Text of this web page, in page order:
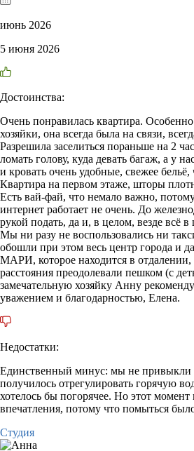
июнь 2026
5 июня 2026
Достоинства:
Очень понравилась квартира.
хозяйки, она всегда была на связи,
Разрешила заселиться пораньше на 2
ломать голову, куда девать багаж, а у
и кровать очень удобные, свежее
Квартира на первом этаже, шторы
Есть вай-фай, что немало важно,
интернет работает не очень. До
рукой подать, да и, в целом, везде всё
Мы ни разу не воспользовались ни
обошли при этом весь центр города и
МАРИ, которое находится в отдалении,
расстояния преодолевали пешком (с
замечательную хозяйку Анну
уважением и благодарностью, Елена.
Недостатки:
Единственный минус: мы не привыкли
получилось отрегулировать горячую
хотелось бы погорячее. Но этот момент
впечатления, потому что помыться
Студия